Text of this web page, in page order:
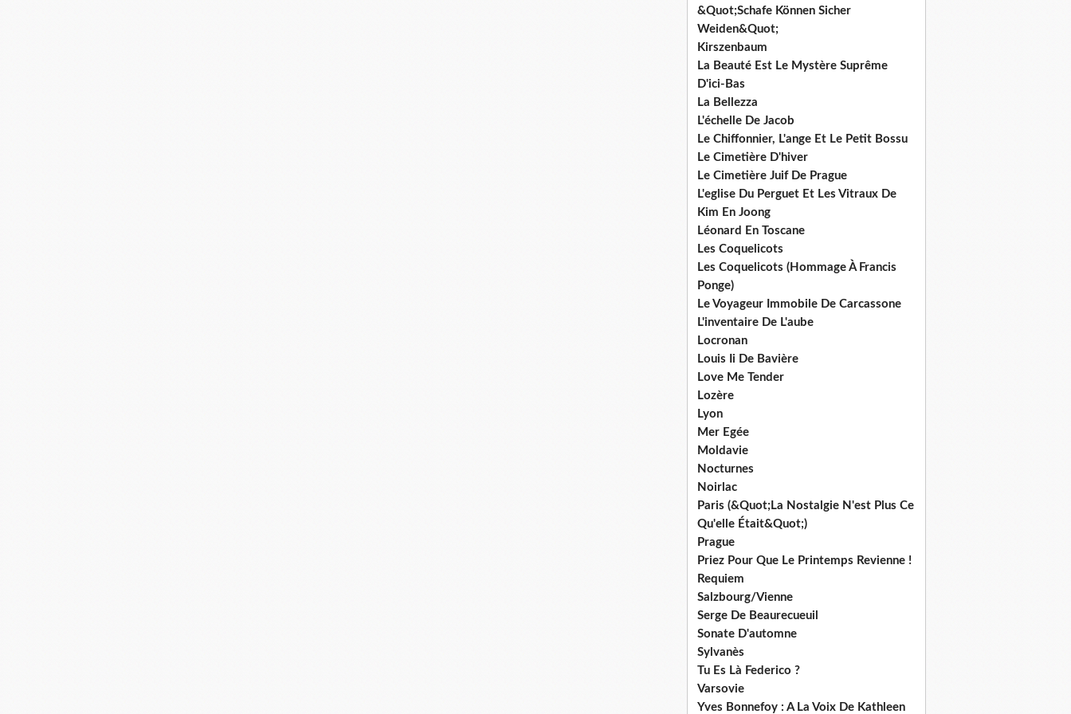
&Quot;Schafe Können Sicher
Weiden&Quot;
Kirszenbaum
La Beauté Est Le Mystère Suprême
D'ici-Bas
La Bellezza
L'échelle De Jacob
Le Chiffonnier, L'ange Et Le Petit Bossu
Le Cimetière D'hiver
Le Cimetière Juif De Prague
L'eglise Du Perguet Et Les Vitraux De
Kim En Joong
Léonard En Toscane
Les Coquelicots
Les Coquelicots (Hommage À Francis
Ponge)
Le Voyageur Immobile De Carcassone
L'inventaire De L'aube
Locronan
Louis Ii De Bavière
Love Me Tender
Lozère
Lyon
Mer Egée
Moldavie
Nocturnes
Noirlac
Paris (&Quot;La Nostalgie N'est Plus Ce
Qu'elle Était&Quot;)
Prague
Priez Pour Que Le Printemps Revienne !
Requiem
Salzbourg/Vienne
Serge De Beaurecueuil
Sonate D'automne
Sylvanès
Tu Es Là Federico ?
Varsovie
Yves Bonnefoy : A La Voix De Kathleen